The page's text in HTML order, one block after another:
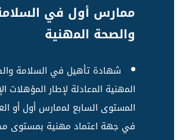
ممارس أول في
والصحة اﻟﻤهنية
شهادة تأهيل في السلامة
اﻟﻤهنية اﻟﻤعادلة لإطار اﻟﻤؤهلات
اﻟﻤستوى السابع ﻟﻤمارس أول أو
في جهة اعتماد مهنية بمستوى